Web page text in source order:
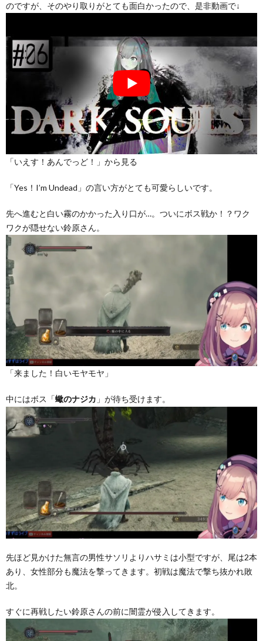
のですが、そのやり取りがとても面白かったので、是非動画で↓
「いえす！あんでっど！」から見る
「Yes！I’m Undead」の言い方がとても可愛らしいです。
先へ進むと白い霧のかかった入り口が…。ついにボス戦か！？ワク
ワクが隠せない鈴原さん。
「来ました！白いモヤモヤ」
中にはボス「蠍のナジカ 」が待ち受けます。
先ほど見かけた無言の男性サソリよりハサミは小型ですが、尾は2本
あり、女性部分も魔法を撃ってきます。初戦は魔法で撃ち抜かれ敗
北。
すぐに再戦したい鈴原さんの前に闇霊が侵入してきます。